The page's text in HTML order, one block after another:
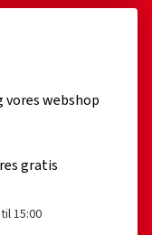
webshop
gratis
15:00